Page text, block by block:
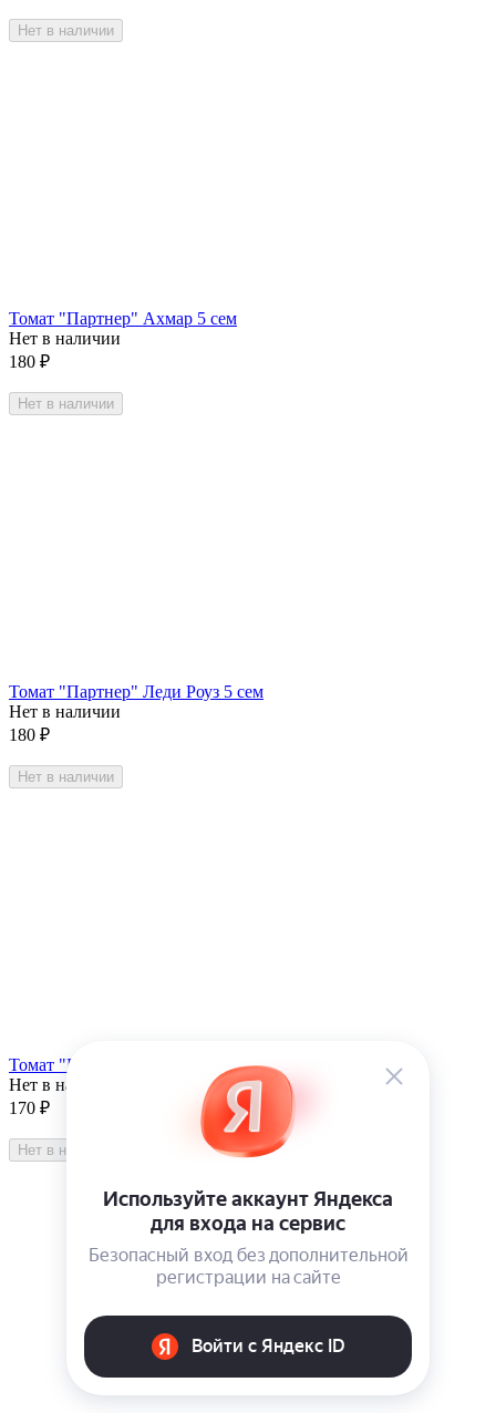
Нет в наличии
Томат "Партнер" Ахмар 5 сем
Нет в наличии
180 ₽
Нет в наличии
Томат "Партнер" Леди Роуз 5 сем
Нет в наличии
180 ₽
Нет в наличии
Томат "Партнер" Бурый коктейль F1 5 сем
Нет в наличии
170 ₽
Нет в наличии